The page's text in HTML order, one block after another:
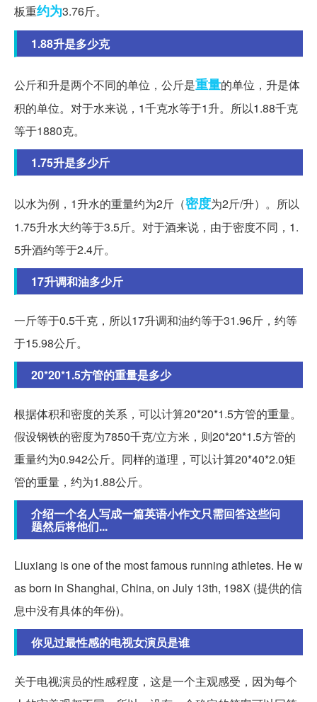
板重约为3.76斤。
1.88升是多少克
公斤和升是两个不同的单位，公斤是重量的单位，升是体
积的单位。对于水来说，1千克水等于1升。所以1.88千克
等于1880克。
1.75升是多少斤
以水为例，1升水的重量约为2斤（密度为2斤/升）。所以
1.75升水大约等于3.5斤。对于酒来说，由于密度不同，1.
5升酒约等于2.4斤。
17升调和油多少斤
一斤等于0.5千克，所以17升调和油约等于31.96斤，约等
于15.98公斤。
20*20*1.5方管的重量是多少
根据体积和密度的关系，可以计算20*20*1.5方管的重量。
假设钢铁的密度为7850千克/立方米，则20*20*1.5方管的
重量约为0.942公斤。同样的道理，可以计算20*40*2.0矩
管的重量，约为1.88公斤。
介绍一个名人写成一篇英语小作文只需回答这些问
题然后将他们...
Liuxiang is one of the most famous running athletes. He w
as born in Shanghai, China, on July 13th, 198X (提供的信
息中没有具体的年份)。
你见过最性感的电视女演员是谁
关于电视演员的性感程度，这是一个主观感受，因为每个